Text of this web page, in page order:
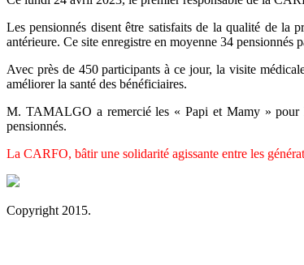
Les pensionnés disent être satisfaits de la qualité de la
antérieure. Ce site enregistre en moyenne 34 pensionnés
Avec près de 450 participants à ce jour, la visite
améliorer la santé des bénéficiaires.
M. TAMALGO a remercié les « Papi et Mamy » pour
pensionnés.
La CARFO, bâtir une solidarité agissante entre les
Copyright 2015.